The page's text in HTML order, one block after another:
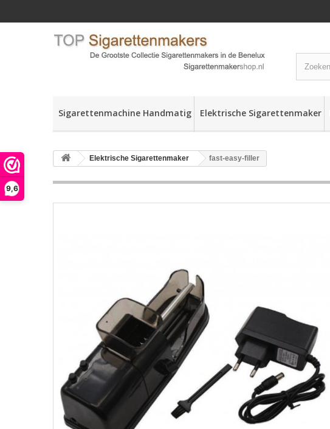
9,6
Sigarettenmachine Handmatig Elektrische Sigarettenmaker
Elektrische Sigarettenmaker fast-easy-filler